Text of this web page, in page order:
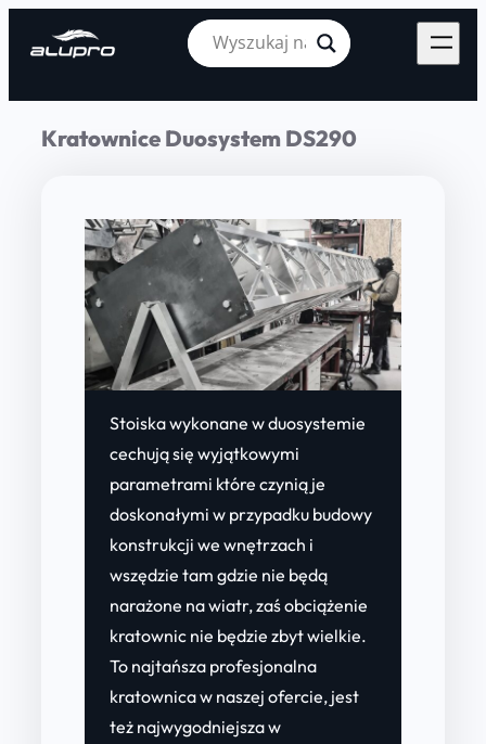
Kratownice Duosystem DS290
Stoiska wykonane w duosystemie
cechują się wyjątkowymi
parametrami które czynią je
doskonałymi w przypadku budowy
konstrukcji we wnętrzach i
wszędzie tam gdzie nie będą
narażone na wiatr, zaś obciążenie
kratownic nie będzie zbyt wielkie.
To najtańsza profesjonalna
kratownica w naszej ofercie, jest
też najwygodniejsza w